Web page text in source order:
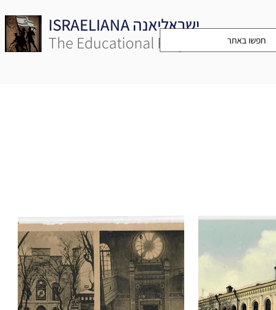
ISRAELIANA ישראליאנה
The Educational Project